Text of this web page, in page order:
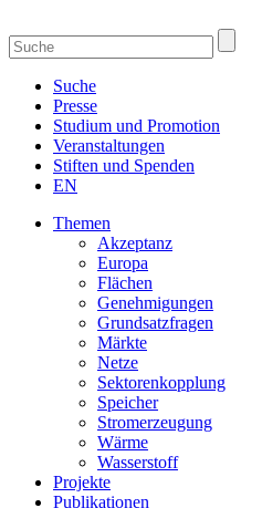
Suche
Presse
Studium und Promotion
Veranstaltungen
Stiften und Spenden
EN
Themen
Akzeptanz
Europa
Flächen
Genehmigungen
Grundsatzfragen
Märkte
Netze
Sektorenkopplung
Speicher
Stromerzeugung
Wärme
Wasserstoff
Projekte
Publikationen